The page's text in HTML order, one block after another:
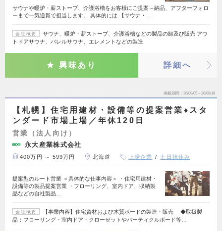
サウナや暖炉・薪ストーブ、介護浴槽をお客様にご提案～納品、アフターフォロ
ーまで一気通貫で担当します。 具体的には 【サウナ・…
会社概要
サウナ、暖炉・薪ストーブ、介護浴槽などの製品の卸及び販売 アウ
トドアサウナ、バレルサウナ、エレメントなどの製造
興味あり 詳細へ
掲載期間 26/08/05～26/08/18
【札幌】住宅用建材・設備等の提案営業♦スタ
ンダード市場上場／年休120日
営業（法人向け）
永大産業株式会社
400万円 ～ 599万円 北海道 上場企業 土日祝休み
提案型のルート営業 ＜具体的な仕事内容＞ ・住宅用建材・
設備等の製品提案営業 ・フローリング、室内ドア、収納製
品などの自社製品…
会社概要
【事業内容】住宅資材および木質ボードの製造・販売 ◆取扱製
品：フローリング・室内ドア・クローゼットやパーティクルボード等…